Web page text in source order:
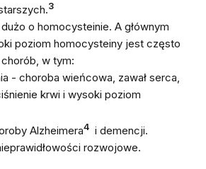
3
o homocysteinie. A głównym
poziom homocysteiny jest często
w tym:
- choroba wieńcowa, zawał serca,
krwi i wysoki poziom
Alzheimera4 i demencji.
rozwojowe.